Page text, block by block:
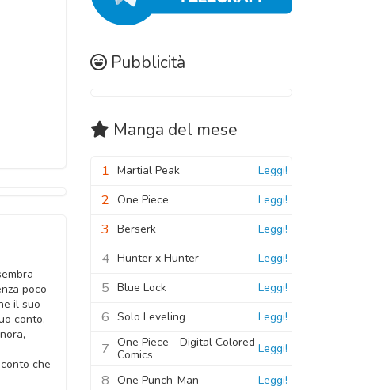
poco
il suo
conto,
che
Pubblicità
Manga del mese
1 Martial Peak Leggi!
2 One Piece Leggi!
3 Berserk Leggi!
4 Hunter x Hunter Leggi!
5 Blue Lock Leggi!
6 Solo Leveling Leggi!
7 One Piece - Digital Colored
Comics
Leggi!
8 One Punch-Man Leggi!